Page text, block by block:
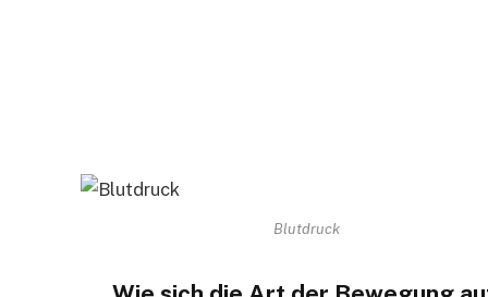
Blutdruck